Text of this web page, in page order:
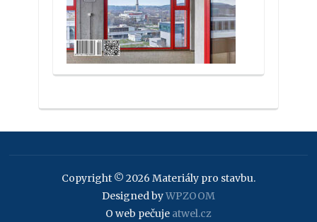
Copyright © 2026 Materiály pro stavbu.
Designed byWPZOOM
O web pečuje atwel.cz